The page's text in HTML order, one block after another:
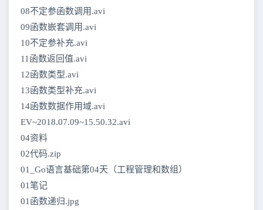
08不定参函数调用.avi
09函数嵌套调用.avi
10不定参补充.avi
11函数返回值.avi
12函数类型.avi
13函数类型补充.avi
14函数数据作用域.avi
EV~2018.07.09~15.50.32.avi
04资料
02代码.zip
01_Go语言基础第04天（工程管理和数组）
01笔记
01函数递归.jpg